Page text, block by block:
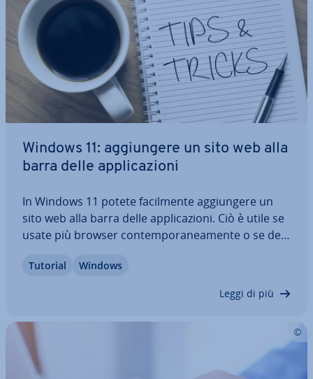
Windows 11: ag­giun­ge­re un sito web alla
barra delle ap­pli­ca­zio­ni
In Windows 11 potete fa­cil­men­te ag­giun­ge­re un
sito web alla barra delle ap­pli­ca­zio­ni. Ciò è utile se
usate più browser con­tem­po­ra­nea­men­te o se de­
te con un solo clic. Mentre con Edge ag­giun­ge­re i
Tutorial Windows
Leggi di più